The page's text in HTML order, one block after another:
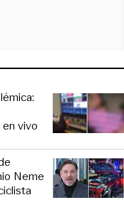
vivo
Neme